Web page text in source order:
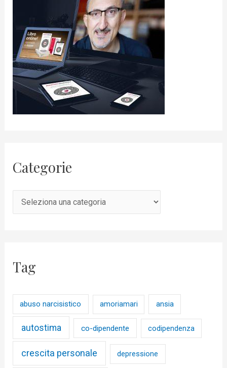
Categorie
Tag
abuso narcisistico amoriamari ansia
autostima co-dipendente codipendenza
crescita personale depressione